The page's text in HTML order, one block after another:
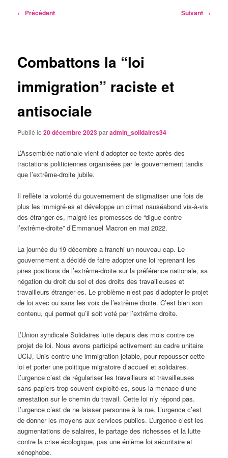
Navigation
← Précédent Suivant →
Combattons la “loi
immigration” raciste et
antisociale
Publié le20 décembre 2023paradmin_solidaires34
L’Assemblée nationale vient d’adopter ce texte après des
tractations politiciennes organisées par le gouvernement tandis
que l’extrême-droite jubile.
Il reflète la volonté du gouvernement de stigmatiser une fois de
plus les immigré·es et développe un climat nauséabond vis-à-vis
des étranger·es, malgré les promesses de “digue contre
l’extrême-droite” d’Emmanuel Macron en mai 2022.
La journée du 19 décembre a franchi un nouveau cap. Le
gouvernement a décidé de faire adopter une loi reprenant les
pires positions de l’extrême-droite sur la préférence nationale, sa
négation du droit du sol et des droits des travailleuses et
travailleurs étranger·es. Le problème n’est pas d’adopter le projet
de loi avec ou sans les voix de l’extrême droite. C’est bien son
contenu, qui permet qu’il soit voté par l’extrême droite.
L’Union syndicale Solidaires lutte depuis des mois contre ce
projet de loi. Nous avons participé activement au cadre unitaire
UCIJ, Unis contre une immigration jetable, pour repousser cette
loi et porter une politique migratoire d’accueil et solidaires.
L’urgence c’est de régulariser les travailleurs et travailleuses
sans-papiers trop souvent exploité·es, sous la menace d’une
arrestation sur le chemin du travail. Cette loi n’y répond pas.
L’urgence c’est de ne laisser personne à la rue. L’urgence c’est
de donner les moyens aux services publics. L’urgence c’est les
augmentations de salaires, le partage des richesses et la lutte
contre la crise écologique, pas une énième loi sécuritaire et
xénophobe.